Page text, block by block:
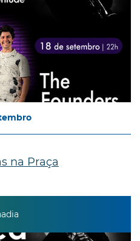
na Praça